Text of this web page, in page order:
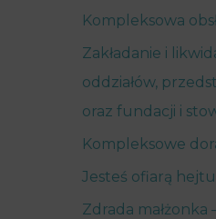
Kompleksowa
Zakładanie i
oddziałów,
oraz fundacji i
Kompleksowe
Jesteś ofiarą
Zdrada małżonka